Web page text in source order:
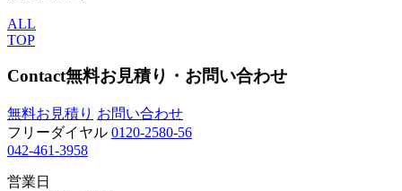
ALL
TOP
Contact無料お見積り・お問い合わせ
無料お見積り お問い合わせ
フリーダイヤル 0120-2580-56
042-461-3958
営業日